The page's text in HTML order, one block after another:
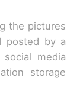
the pictures
posted by a
media
storage